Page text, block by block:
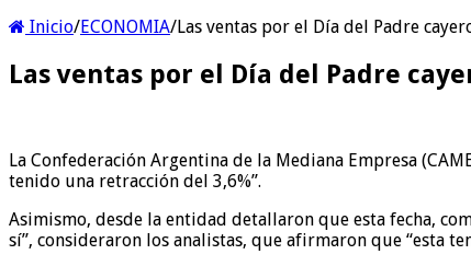
Inicio/ECONOMIA/Las ventas por el Día del Padre
Las ventas por el Día del Padre
La Confederación Argentina de la Mediana Empresa
tenido una retracción del 3,6%”.
Asimismo, desde la entidad detallaron que esta fecha,
sí”, consideraron los analistas, que afirmaron que “esta